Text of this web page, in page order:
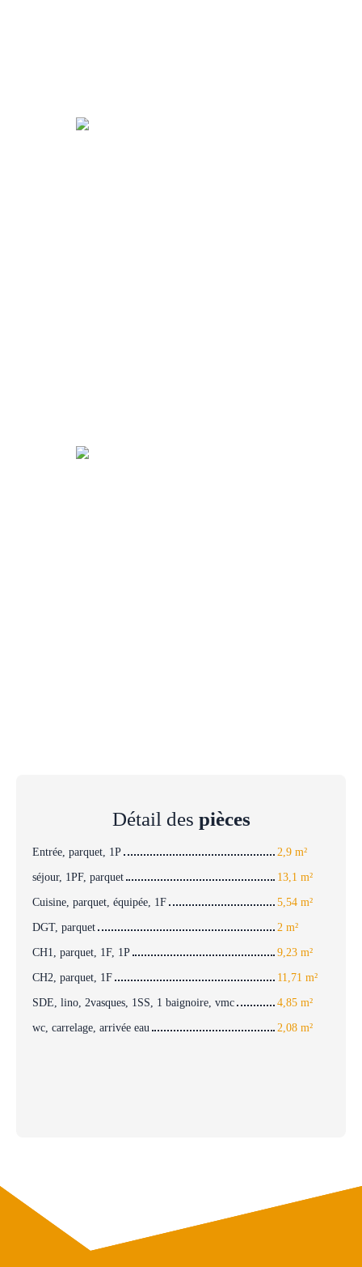
Détail des pièces
Entrée, parquet, 1P
2,9 m²
séjour, 1PF, parquet
13,1 m²
Cuisine, parquet, équipée, 1F
5,54 m²
DGT, parquet
2 m²
CH1, parquet, 1F, 1P
9,23 m²
CH2, parquet, 1F
11,71 m²
SDE, lino, 2vasques, 1SS, 1 baignoire, vmc
4,85 m²
wc, carrelage, arrivée eau
2,08 m²